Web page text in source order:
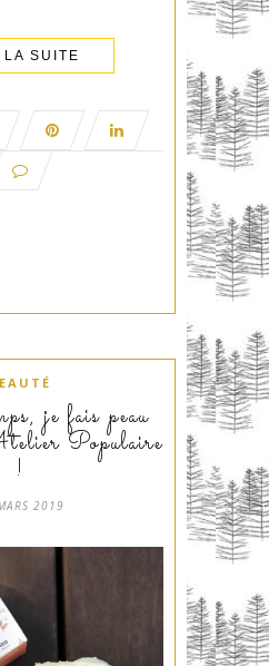
LA SUITE
je fais peau
Populaire
!
2019